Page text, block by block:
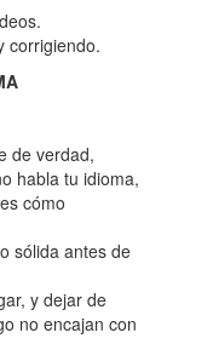
corrigiendo.
de verdad,
habla tu idioma,
cómo
sólida antes de
y dejar de
no encajan con